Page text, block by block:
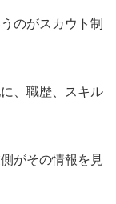
のがスカウト制
、職歴、スキル
がその情報を見